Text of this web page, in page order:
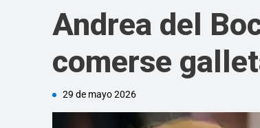
Andrea del
comerse
29 de mayo 2026